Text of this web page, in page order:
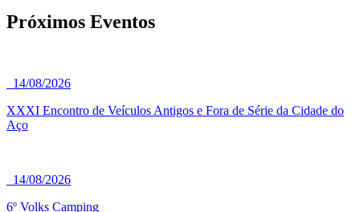
Próximos Eventos
14/08/2026
XXXI Encontro de Veículos Antigos e Fora de Série da Cidade do
Aço
14/08/2026
6º Volks Camping